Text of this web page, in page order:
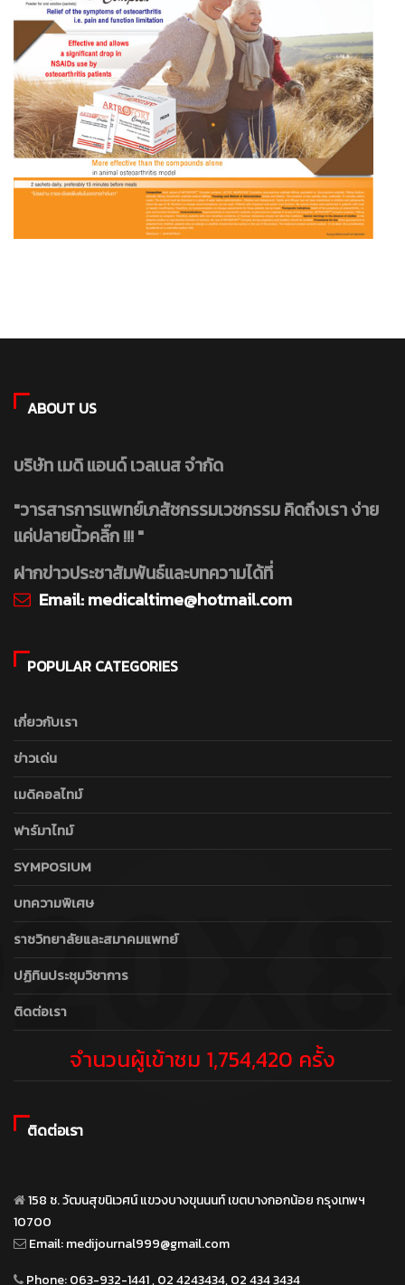
ABOUT US
บริษัท เมดิ แอนด์ เวลเนส จำกัด
"วารสารการแพทย์เภสัชกรรมเวชกรรม คิดถึงเรา ง่าย
แค่ปลายนิ้วคลิ๊ก !!! "
ฝากข่าวประชาสัมพันธ์และบทความได้ที่
Email:medicaltime@hotmail.com
POPULAR CATEGORIES
เกี่ยวกับเรา
ข่าวเด่น
เมดิคอลไทม์
ฟาร์มาไทม์
SYMPOSIUM
บทความพิเศษ
ราชวิทยาลัยและสมาคมแพทย์
ปฏิทินประชุมวิชาการ
ติดต่อเรา
จำนวนผู้เข้าชม 1,754,420 ครั้ง
ติดต่อเรา
158 ซ. วัฒนสุขนิเวศน์ แขวงบางขุนนนท์ เขตบางกอกน้อย กรุงเทพฯ
10700
Email:medijournal999@gmail.com
Phone:063-932-1441 , 02 4243434, 02 434 3434